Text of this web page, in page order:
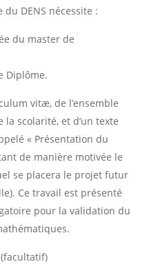
DENS nécessite :
du master de
Diplôme.
vitæ, de l’ensemble
scolarité, et d’un texte
« Présentation du
de manière motivée le
se placera le projet futur
Ce travail est présenté
pour la validation du